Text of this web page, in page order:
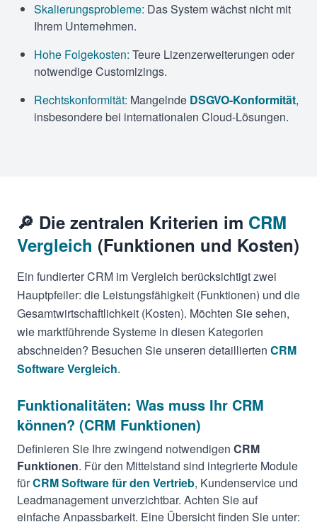
Skalierungsprobleme: Das System wächst nicht mit
Ihrem Unternehmen.
Hohe Folgekosten: Teure Lizenzerweiterungen oder
notwendige Customizings.
Rechtskonformität: Mangelnde DSGVO-Konformität,
insbesondere bei internationalen Cloud-Lösungen.
🔎 Die zentralen Kriterien im CRM
Vergleich (Funktionen und Kosten)
Ein fundierter CRM im Vergleich berücksichtigt zwei
Hauptpfeiler: die Leistungsfähigkeit (Funktionen) und die
Gesamtwirtschaftlichkeit (Kosten). Möchten Sie sehen,
wie marktführende Systeme in diesen Kategorien
abschneiden? Besuchen Sie unseren detaillierten CRM
Software Vergleich.
Funktionalitäten: Was muss Ihr CRM
können? (CRM Funktionen)
Definieren Sie Ihre zwingend notwendigen CRM
Funktionen. Für den Mittelstand sind integrierte Module
fürCRM Software für den Vertrieb, Kundenservice und
Leadmanagement unverzichtbar. Achten Sie auf
einfache Anpassbarkeit. Eine Übersicht finden Sie unter: